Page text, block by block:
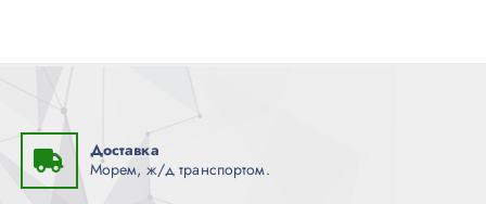
Доставка
Морем, ж/д транспортом.